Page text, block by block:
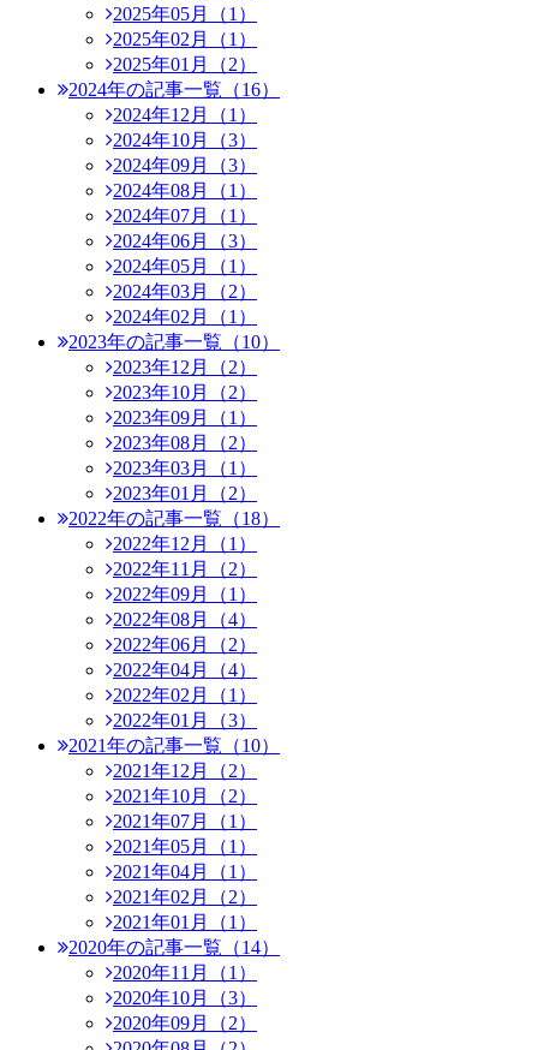
2025年05月（1）
2025年02月（1）
2025年01月（2）
2024年の記事一覧（16）
2024年12月（1）
2024年10月（3）
2024年09月（3）
2024年08月（1）
2024年07月（1）
2024年06月（3）
2024年05月（1）
2024年03月（2）
2024年02月（1）
2023年の記事一覧（10）
2023年12月（2）
2023年10月（2）
2023年09月（1）
2023年08月（2）
2023年03月（1）
2023年01月（2）
2022年の記事一覧（18）
2022年12月（1）
2022年11月（2）
2022年09月（1）
2022年08月（4）
2022年06月（2）
2022年04月（4）
2022年02月（1）
2022年01月（3）
2021年の記事一覧（10）
2021年12月（2）
2021年10月（2）
2021年07月（1）
2021年05月（1）
2021年04月（1）
2021年02月（2）
2021年01月（1）
2020年の記事一覧（14）
2020年11月（1）
2020年10月（3）
2020年09月（2）